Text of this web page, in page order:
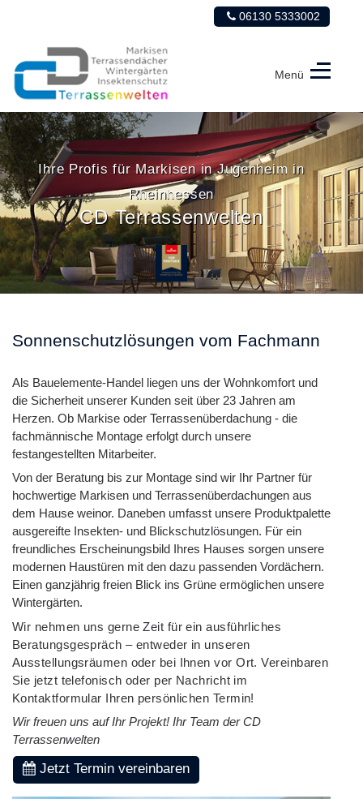
06130 5333002
Terrassenwelten
Menü
Ihre Profis für Markisen in Jugenheim in
Rheinhessen
CD Terrassenwelten
Sonnenschutzlösungen vom Fachmann
Als Bauelemente-Handel liegen uns der Wohnkomfort und
die Sicherheit unserer Kunden seit über 23 Jahren am
Herzen. Ob Markise oder Terrassenüberdachung - die
fachmännische Montage erfolgt durch unsere
festangestellten Mitarbeiter.
Von der Beratung bis zur Montage sind wir Ihr Partner für
hochwertige Markisen und Terrassenüberdachungen aus
dem Hause weinor. Daneben umfasst unsere Produktpalette
ausgereifte Insekten- und Blickschutzlösungen. Für ein
freundliches Erscheinungsbild Ihres Hauses sorgen unsere
modernen Haustüren mit den dazu passenden Vordächern.
Einen ganzjährig freien Blick ins Grüne ermöglichen unsere
Wintergärten.
Wir nehmen uns gerne Zeit für ein ausführliches
Beratungsgespräch – entweder in unseren
Ausstellungsräumen oder bei Ihnen vor Ort. Vereinbaren
Sie jetzt telefonisch oder per Nachricht im
Kontaktformular Ihren persönlichen Termin!
Wir freuen uns auf Ihr Projekt! Ihr Team der CD
Terrassenwelten
Jetzt Termin vereinbaren